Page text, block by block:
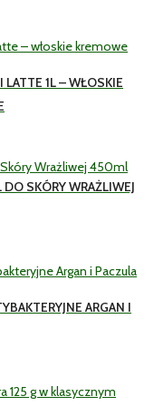
1L – WŁOSKIE
SKÓRY WRAŻLIWEJ
ARGAN I